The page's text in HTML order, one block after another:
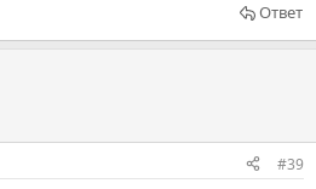
Ответ
#39